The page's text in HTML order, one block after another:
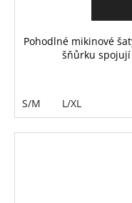
Pohodlné mikinové
šňůrku
S/M L/XL